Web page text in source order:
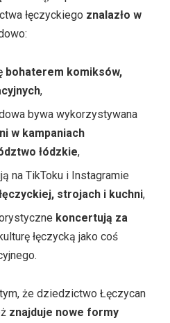
łęczyckiego znalazło w
bohaterem komiksów,
,
bywa wykorzystywana
w kampaniach
łódzkie,
na TikToku i Instagramie
strojach i kuchni,
koncertują za
łęczycką jako coś
że dziedzictwo Łęczycan
znajduje nowe formy